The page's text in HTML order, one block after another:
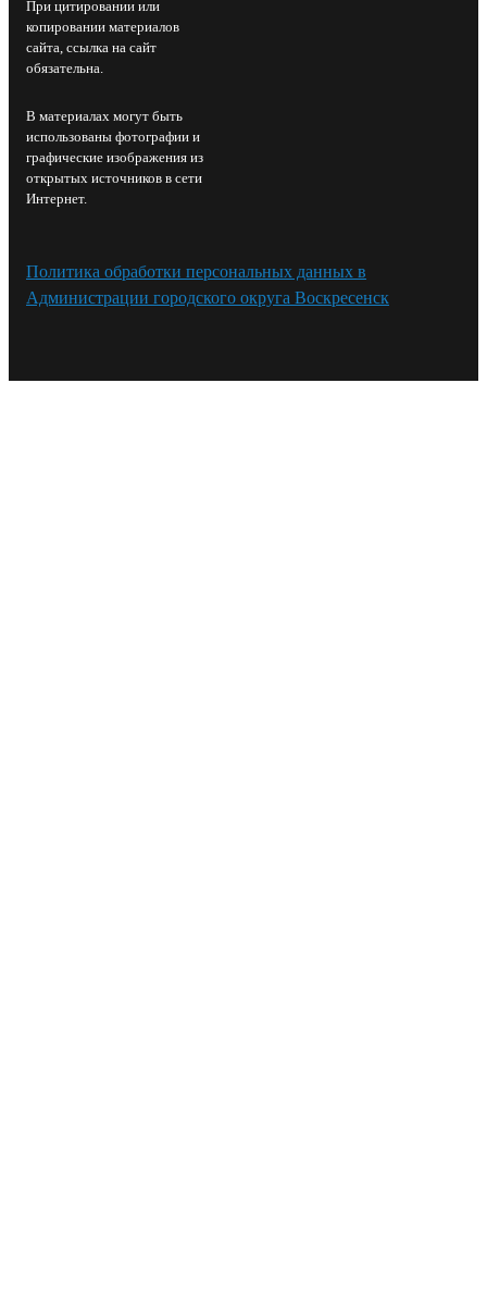
При цитировании или
копировании материалов
сайта, ссылка на сайт
обязательна.
В материалах могут быть
использованы фотографии и
графические изображения из
открытых источников в сети
Интернет.
Политика обработки персональных данных в
Администрации городского округа Воскресенск